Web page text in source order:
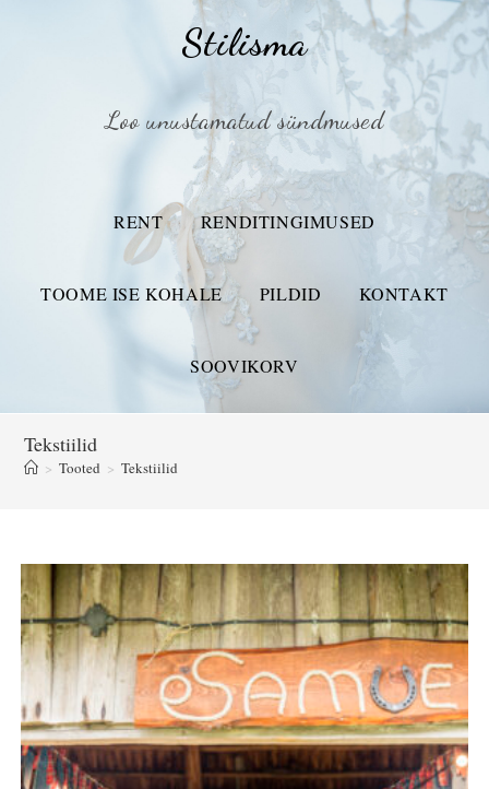
Stilisma
Loo unustamatud sündmused
RENT RENDITINGIMUSED
TOOME ISE KOHALE PILDID KONTAKT
SOOVIKORV
Tekstiilid
> Tooted > Tekstiilid